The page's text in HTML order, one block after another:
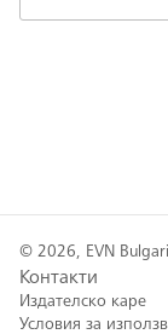
© 2026, EVN
Контакти
Издателско каре
Условия за